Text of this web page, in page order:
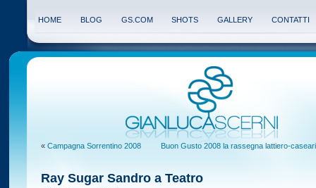
HOME BLOG GS.COM SHOTS GALLERY CONTATTI
« Campagna Sorrentino 2008 Buon Gusto 2008 la rassegna lattiero-
Ray Sugar Sandro a Teatro